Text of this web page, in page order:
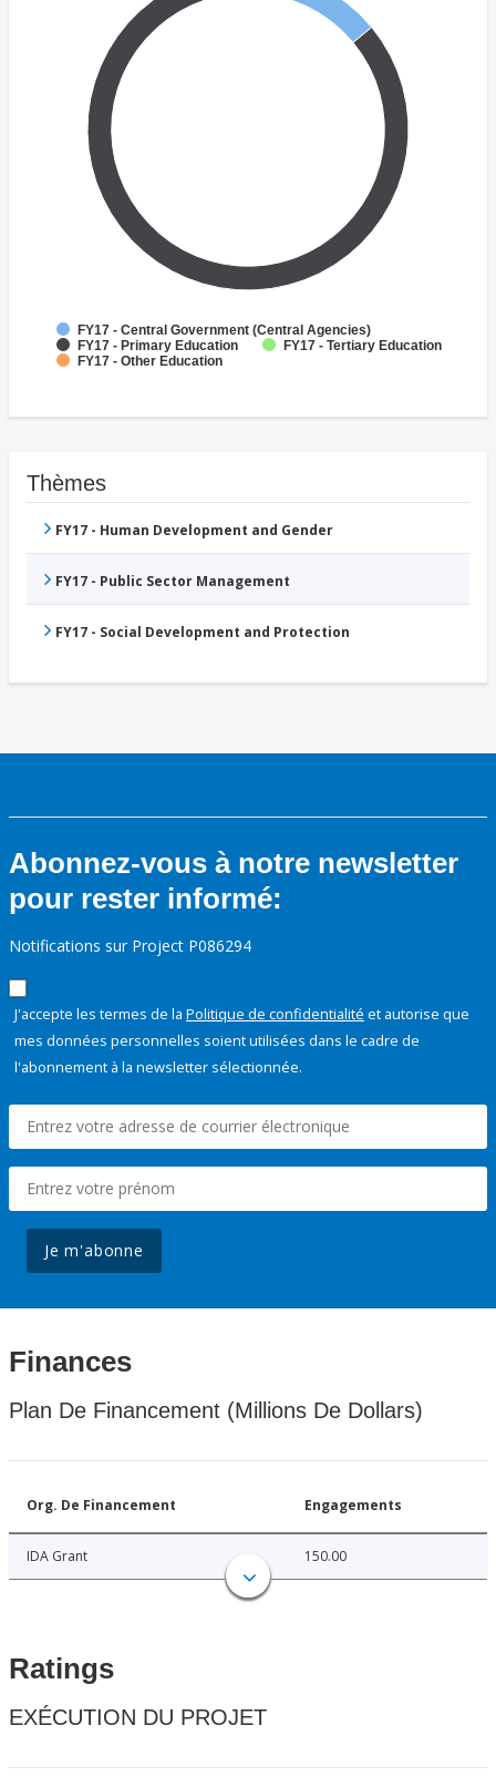
FY17 - Central Government (Central Agencies)
FY17 - Primary Education
FY17 - Tertiary Education
FY17 - Other Education
Thèmes
FY17 - Human Development and Gender
FY17 - Public Sector Management
FY17 - Social Development and Protection
Abonnez-vous à notre newsletter
pour rester informé:
Notifications sur Project P086294
J'accepte les termes de la Politique de confidentialité et autorise que
mes données personnelles soient utilisées dans le cadre de
l'abonnement à la newsletter sélectionnée.
Je m'abonne
Finances
Plan De Financement (Millions De Dollars)
Org. De Financement Engagements
IDA Grant 150.00
Ratings
EXÉCUTION DU PROJET